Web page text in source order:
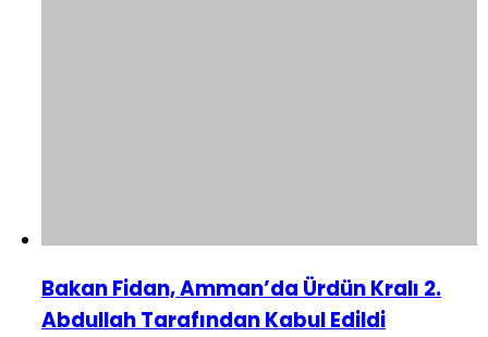
Bakan Fidan, Amman’da Ürdün Kralı 2.
Abdullah Tarafından Kabul Edildi